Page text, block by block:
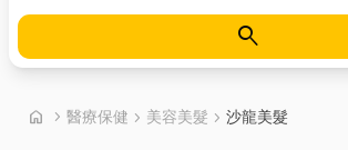
search
home chevron_right 首頁
醫療保健 chevron_right 美容美髮 chevron_right 沙龍美髮